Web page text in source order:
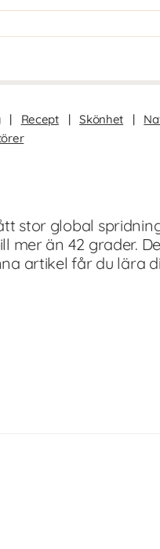
| Recept | Skönhet |
stor global
mer än 42 grader.
artikel får du lära